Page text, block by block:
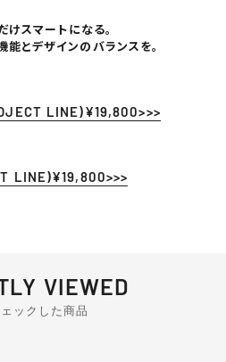
スマートになる。
能とデザインのバランスを。
LINE)¥19,800>>>
LINE)¥19,800>>>
VIEWED
ックした商品